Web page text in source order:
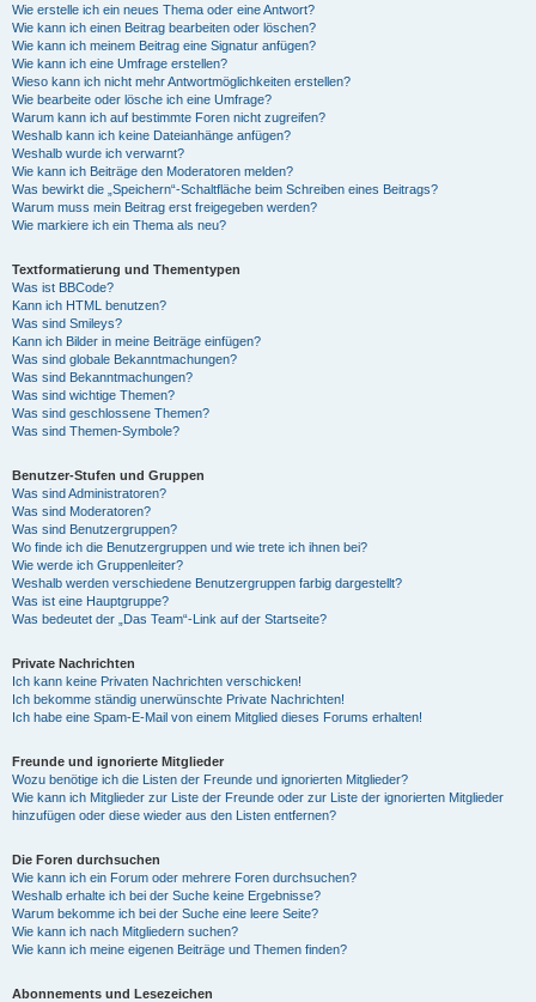
Wie erstelle ich ein neues Thema oder eine Antwort?
Wie kann ich einen Beitrag bearbeiten oder löschen?
Wie kann ich meinem Beitrag eine Signatur anfügen?
Wie kann ich eine Umfrage erstellen?
Wieso kann ich nicht mehr Antwortmöglichkeiten erstellen?
Wie bearbeite oder lösche ich eine Umfrage?
Warum kann ich auf bestimmte Foren nicht zugreifen?
Weshalb kann ich keine Dateianhänge anfügen?
Weshalb wurde ich verwarnt?
Wie kann ich Beiträge den Moderatoren melden?
Was bewirkt die „Speichern“-Schaltfläche beim Schreiben eines Beitrags?
Warum muss mein Beitrag erst freigegeben werden?
Wie markiere ich ein Thema als neu?
Textformatierung und Thementypen
Was ist BBCode?
Kann ich HTML benutzen?
Was sind Smileys?
Kann ich Bilder in meine Beiträge einfügen?
Was sind globale Bekanntmachungen?
Was sind Bekanntmachungen?
Was sind wichtige Themen?
Was sind geschlossene Themen?
Was sind Themen-Symbole?
Benutzer-Stufen und Gruppen
Was sind Administratoren?
Was sind Moderatoren?
Was sind Benutzergruppen?
Wo finde ich die Benutzergruppen und wie trete ich ihnen bei?
Wie werde ich Gruppenleiter?
Weshalb werden verschiedene Benutzergruppen farbig dargestellt?
Was ist eine Hauptgruppe?
Was bedeutet der „Das Team“-Link auf der Startseite?
Private Nachrichten
Ich kann keine Privaten Nachrichten verschicken!
Ich bekomme ständig unerwünschte Private Nachrichten!
Ich habe eine Spam-E-Mail von einem Mitglied dieses Forums erhalten!
Freunde und ignorierte Mitglieder
Wozu benötige ich die Listen der Freunde und ignorierten Mitglieder?
Wie kann ich Mitglieder zur Liste der Freunde oder zur Liste der ignorierten Mitglieder
hinzufügen oder diese wieder aus den Listen entfernen?
Die Foren durchsuchen
Wie kann ich ein Forum oder mehrere Foren durchsuchen?
Weshalb erhalte ich bei der Suche keine Ergebnisse?
Warum bekomme ich bei der Suche eine leere Seite?
Wie kann ich nach Mitgliedern suchen?
Wie kann ich meine eigenen Beiträge und Themen finden?
Abonnements und Lesezeichen